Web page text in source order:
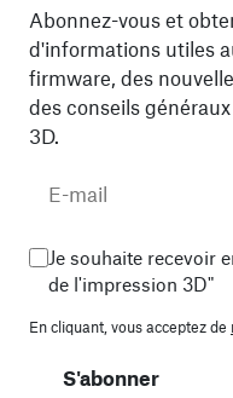
Abonnez-vous et
d'informations utiles
firmware, des
des conseils
3D.
Je souhaite recevoir
de l'impression 3D"
En cliquant, vous acceptez de
S'abonner